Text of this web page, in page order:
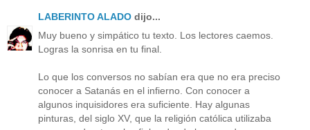
LABERINTO ALADO dijo...
Muy bueno y simpático tu texto. Los lectores caemos.
Logras la sonrisa en tu final.
Lo que los conversos no sabían era que no era preciso
conocer a Satanás en el infierno. Con conocer a
algunos inquisidores era suficiente. Hay algunas
pinturas, del siglo XV, que la religión católica utilizaba